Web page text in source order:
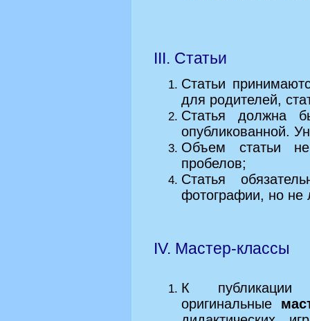
III. Статьи
Статьи
для родителей,
Статья должна
опубликованной.
Объем статьи
пробелов;
Статья
фотографии, но не
IV. Мастер-классы
К публикации
оригинальные